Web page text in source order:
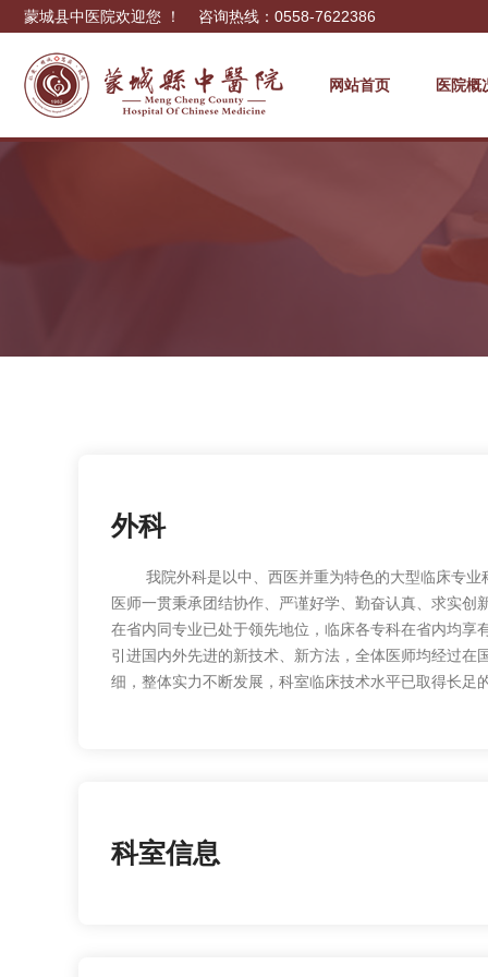
蒙城县中医院欢迎您 ！ 咨询热线：0558-7622386
网站首页 医院概
外科
我院外科是以中、西医并重为特色的大型临床专业
医师一贯秉承团结协作、严谨好学、勤奋认真、求实
在省内同专业已处于领先地位，临床各专科在省内均
引进国内外先进的新技术、新方法，全体医师均经过
细，整体实力不断发展，科室临床技术水平已取得长足
科室信息